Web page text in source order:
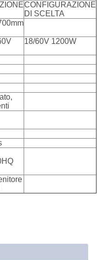
CONFIGURAZIONE
DI SCELTA
18/60V 1200W